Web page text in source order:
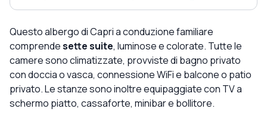
Questo albergo di Capri a conduzione familiare
comprendesette suite, luminose e colorate. Tutte le
camere sono climatizzate, provviste di bagno privato
con doccia o vasca, connessione WiFi e balcone o patio
privato. Le stanze sono inoltre equipaggiate con TV a
schermo piatto, cassaforte, minibar e bollitore.